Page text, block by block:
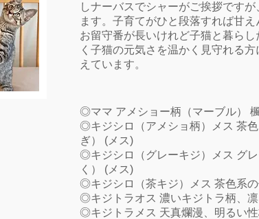
しナーバスでシャーがご挨拶です
ます。子育てがひと段落すれば甘え
お留守番が長いけれど子猫と暮ら
く子猫の元気さを温かく見守れる
えています。
◎ママ アメショー柄（マーブル）
◎キジシロ（アメショ柄）メス 茶
ぎ） (メス)
◎キジシロ（グレーキジ）メス グ
く） (メス)
◎キジシロ（茶キジ）メス 茶色系
◎キジトラオス 濃いキジトラ柄、
◎キジトラメス 天真爛漫、明るい